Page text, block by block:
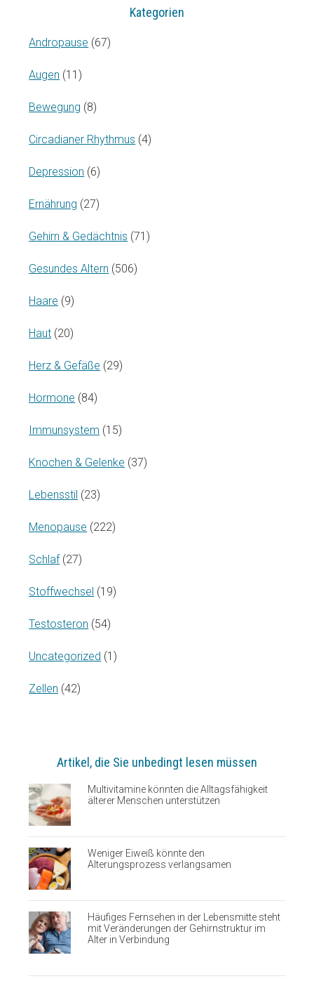
Kategorien
Andropause (67)
Augen (11)
Bewegung (8)
Circadianer Rhythmus (4)
Depression (6)
Ernährung (27)
Gehirn & Gedächtnis (71)
Gesundes Altern (506)
Haare (9)
Haut (20)
Herz & Gefäße (29)
Hormone (84)
Immunsystem (15)
Knochen & Gelenke (37)
Lebensstil (23)
Menopause (222)
Schlaf (27)
Stoffwechsel (19)
Testosteron (54)
Uncategorized (1)
Zellen (42)
Artikel, die Sie unbedingt lesen müssen
Multivitamine könnten die Alltagsfähigkeit
älterer Menschen unterstützen
Weniger Eiweiß könnte den
Alterungsprozess verlangsamen
Häufiges Fernsehen in der Lebensmitte steht
mit Veränderungen der Gehirnstruktur im
Alter in Verbindung